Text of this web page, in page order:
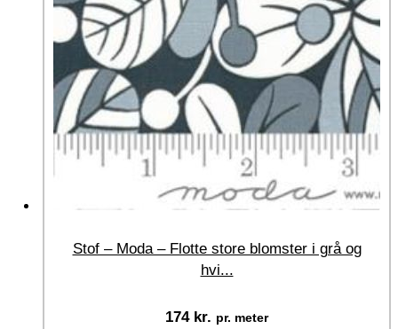
Stof – Moda – Flotte store blomster i grå og
hvi...
174 kr. pr. meter